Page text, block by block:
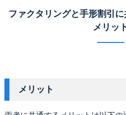
ファクタリングと手形割引
メリッ
メリット